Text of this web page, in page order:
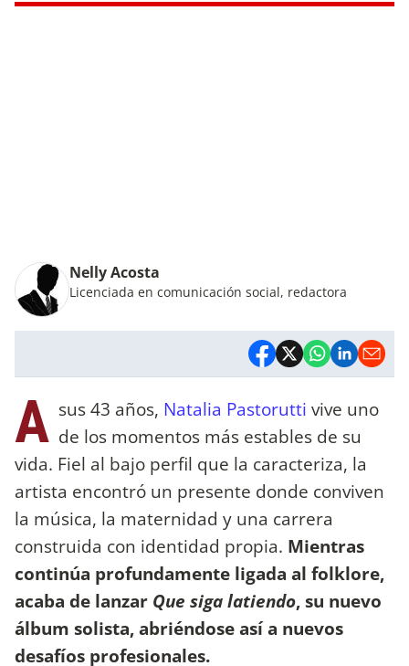
Nelly Acosta
Licenciada en comunicación social, redactora
A sus 43 años, Natalia Pastorutti vive uno
de los momentos más estables de su
vida. Fiel al bajo perfil que la caracteriza, la
artista encontró un presente donde conviven
la música, la maternidad y una carrera
construida con identidad propia. Mientras
continúa profundamente ligada al folklore,
acaba de lanzar Que siga latiendo, su nuevo
álbum solista, abriéndose así a nuevos
desafíos profesionales.